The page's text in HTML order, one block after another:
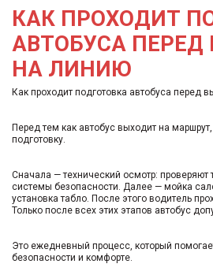
КАК ПРОХОДИТ
АВТОБУСА
НА ЛИНИЮ
Как проходит подготовка автобуса перед
Перед тем как автобус выходит на
подготовку.
Сначала — технический осмотр: проверяют
системы безопасности. Далее — мойка
установка табло. После этого водитель
Только после всех этих этапов автобус
Это ежедневный процесс, который
безопасности и комфорте.